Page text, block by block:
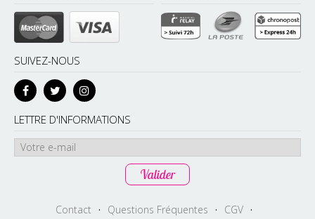
SUIVEZ-NOUS
LETTRE D'INFORMATIONS
Contact · Questions Fréquentes · CGV ·